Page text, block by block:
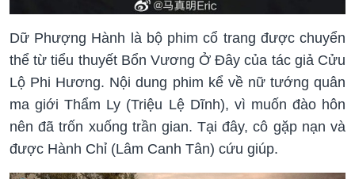
Dữ Phượng Hành là bộ phim cổ trang được chuyển
thể từ tiểu thuyết Bổn Vương Ở Đây của tác giả Cửu
Lộ Phi Hương. Nội dung phim kể về nữ tướng quân
ma giới Thẩm Ly (Triệu Lệ Dĩnh), vì muốn đào hôn
nên đã trốn xuống trần gian. Tại đây, cô gặp nạn và
được Hành Chỉ (Lâm Canh Tân) cứu giúp.